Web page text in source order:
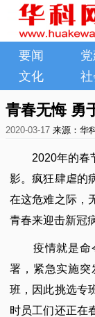
要闻
文化
青春无悔 勇
2020-03-17 来源：华
2020年的春节
影。疯狂肆虐的
在这危难之际，
青春来迎击新冠
疫情就是命令
署，紧急实施突
班，因此挑选专
时员工们还正在